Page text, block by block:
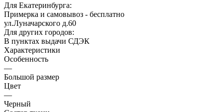
Для Екатеринбурга:
Примерка и самовывоз - бесплатно
ул.Луначарского д.60
Для других городов:
В пунктах выдачи СДЭК
Характеристики
Особенность
—
Большой размер
Цвет
—
Черный